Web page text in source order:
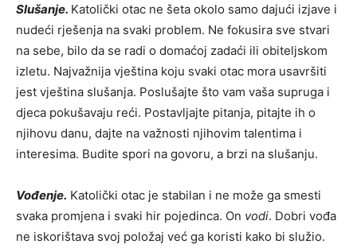
Slušanje. Katolički otac ne šeta okolo samo dajući izjave i
nudeći rješenja na svaki problem. Ne fokusira sve stvari
na sebe, bilo da se radi o domaćoj zadaći ili obiteljskom
izletu. Najvažnija vještina koju svaki otac mora usavršiti
jest vještina slušanja. Poslušajte što vam vaša supruga i
djeca pokušavaju reći. Postavljajte pitanja, pitajte ih o
njihovu danu, dajte na važnosti njihovim talentima i
interesima. Budite spori na govoru, a brzi na slušanju.
Vođenje. Katolički otac je stabilan i ne može ga smesti
svaka promjena i svaki hir pojedinca. On vodi. Dobri vođa
ne iskorištava svoj položaj već ga koristi kako bi služio.